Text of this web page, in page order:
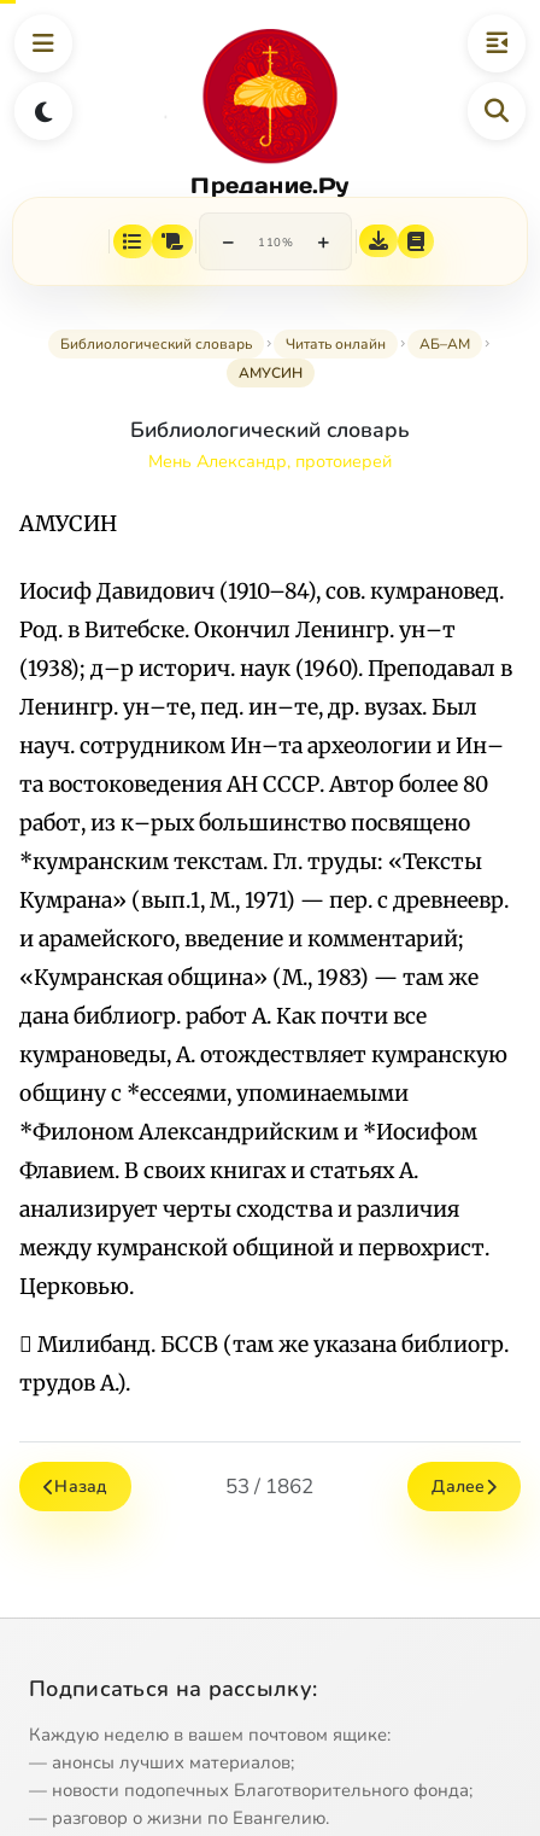
Предание.Ру
− 110% +
Библиологический словарь Читать онлайн
АБ–АМ
АМУСИН
Библиологический словарь
Мень Александр, протоиерей
АМУСИН
Иосиф Давидович (1910–84), сов. кумрановед.
Род. в Витебске. Окончил Ленингр. ун–т
(1938); д–р историч. наук (1960). Преподавал в
Ленингр. ун–те, пед. ин–те, др. вузах. Был
науч. сотрудником Ин–та археологии и Ин–
та востоковедения АН СССР. Автор более 80
работ, из к–рых большинство посвящено
*кумранским текстам. Гл. труды: «Тексты
Кумрана» (вып.1, М., 1971) — пер. с древнеевр.
и арамейского, введение и комментарий;
«Кумранская община» (М., 1983) — там же
дана библиогр. работ А. Как почти все
кумрановеды, А. отождествляет кумранскую
общину с *ессеями, упоминаемыми
*Филоном Александрийским и *Иосифом
Флавием. В своих книгах и статьях А.
анализирует черты сходства и различия
между кумранской общиной и первохрист.
Церковью.
 Милибанд. БССВ (там же указана библиогр.
трудов А.).
Назад 53 / 1862 Далее
Подписаться на рассылку:
Каждую неделю в вашем почтовом ящике:
— анонсы лучших материалов;
— новости подопечных Благотворительного фонда;
— разговор о жизни по Евангелию.